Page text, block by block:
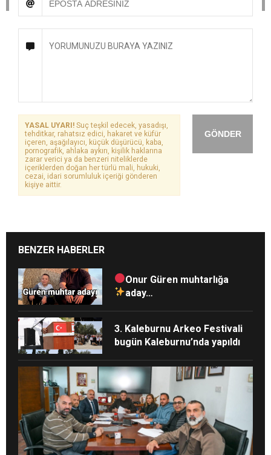
GÖNDER
YASAL UYARI! Suç teşkil edecek, yasadışı,
tehditkar, rahatsız edici, hakaret ve küfür
içeren, aşağılayıcı, küçük düşürücü, kaba,
pornografik, ahlaka aykırı, kişilik haklarına
zarar verici ya da benzeri niteliklerde
içeriklerden doğan her türlü mali, hukuki,
cezai, idari sorumluluk içeriği gönderen
kişiye aittir.
BENZER HABERLER
Onur Güren muhtarlığa
aday…
3. Kaleburnu Arkeo Festivali
bugün Kaleburnu’nda yapıldı